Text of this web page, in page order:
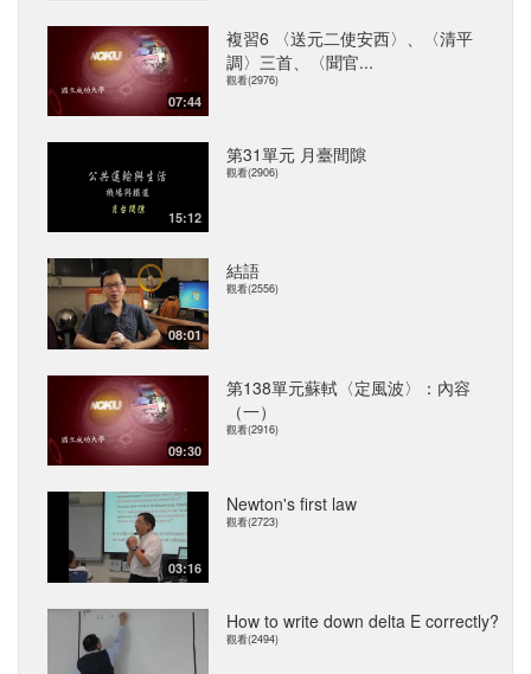
07:44
複習6 〈送元二使安西〉、〈清平
調〉三首、〈聞官...
觀看(2976)
15:12
第31單元 月臺間隙
觀看(2906)
08:01
結語
觀看(2556)
09:30
第138單元蘇軾〈定風波〉：內容
（一）
觀看(2916)
03:16
Newton's first law
觀看(2723)
How to write down delta E correctly?
觀看(2494)